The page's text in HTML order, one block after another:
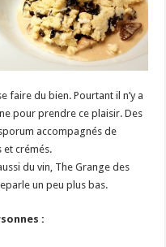
faire du bien. Pourtant il n’y a
pour prendre ce plaisir. Des
accompagnés de
et crémés.
du vin, The Grange des
un peu plus bas.
: